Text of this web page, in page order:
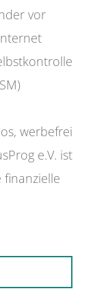
vor
werbefrei
e.V. ist